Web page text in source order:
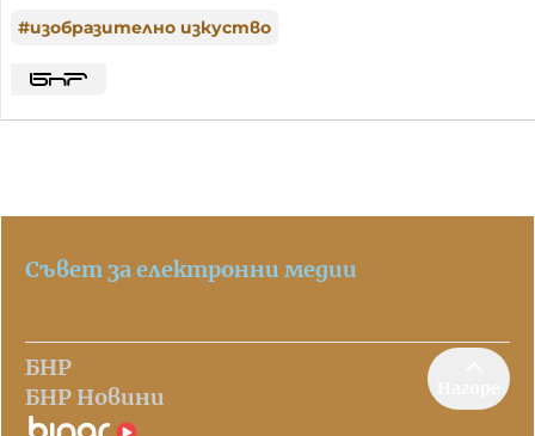
#изобразително изкуство
Съвет за електронни медии
БНР
БНР Новини